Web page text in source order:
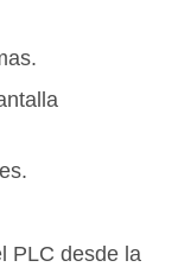
PLC desde la